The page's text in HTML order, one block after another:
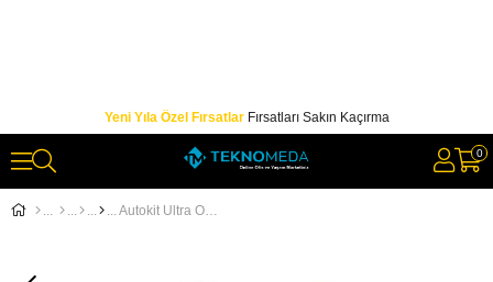
Yeni Yıla Özel FırsatlarFırsatları Sakın Kaçırma
0
Autokit Ultra Oto Bakım Seti Çantalı 6 Parça